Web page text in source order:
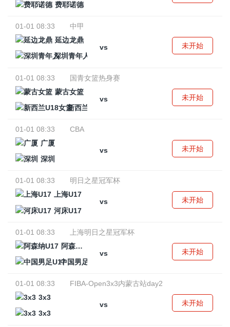
费耶诺德
01-01 08:33
中甲
延边龙鼎
vs
深圳青年人
未开始
01-01 08:33
国青女篮热身赛
蒙古女篮
vs
新西兰U18女篮
未开始
01-01 08:33
CBA
广厦
vs
深圳
未开始
01-01 08:33
明日之星冠军杯
上海U17
vs
河床U17
未开始
01-01 08:33
上海明日之星冠军杯
阿森纳U17
vs
中国男足U17
未开始
01-01 08:33
FIBA-Open3x3内蒙古站day2
3x3
vs
3x3
未开始